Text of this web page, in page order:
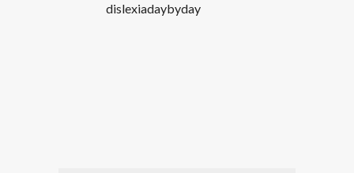
dislexiadaybyday